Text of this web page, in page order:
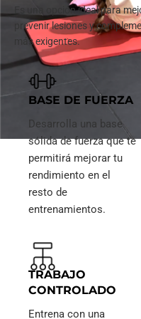
Es una opción ideal para
prevenir lesiones y
más exigentes.
BASE DE FUERZA
Desarrolla una base
sólida de fuerza que te
permitirá mejorar tu
rendimiento en el
resto de
entrenamientos.
TRABAJO
CONTROLADO
Entrena con una